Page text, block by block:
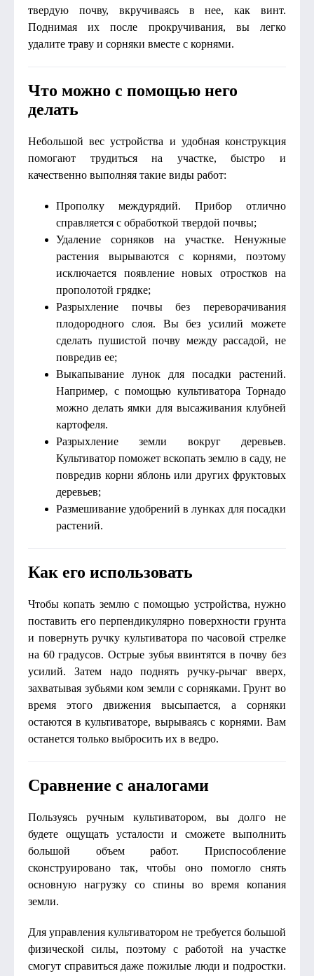
твердую почву, вкручиваясь в нее, как винт.
Поднимая их после прокручивания, вы легко
удалите траву и сорняки вместе с корнями.
Что можно с помощью него
делать
Небольшой вес устройства и удобная конструкция
помогают трудиться на участке, быстро и
качественно выполняя такие виды работ:
Прополку междурядий. Прибор отлично
справляется с обработкой твердой почвы;
Удаление сорняков на участке. Ненужные
растения вырываются с корнями, поэтому
исключается появление новых отростков на
прополотой грядке;
Разрыхление почвы без переворачивания
плодородного слоя. Вы без усилий можете
сделать пушистой почву между рассадой, не
повредив ее;
Выкапывание лунок для посадки растений.
Например, с помощью культиватора Торнадо
можно делать ямки для высаживания клубней
картофеля.
Разрыхление земли вокруг деревьев.
Культиватор поможет вскопать землю в саду, не
повредив корни яблонь или других фруктовых
деревьев;
Размешивание удобрений в лунках для посадки
растений.
Как его использовать
Чтобы копать землю с помощью устройства, нужно
поставить его перпендикулярно поверхности грунта
и повернуть ручку культиватора по часовой стрелке
на 60 градусов. Острые зубья ввинтятся в почву без
усилий. Затем надо поднять ручку-рычаг вверх,
захватывая зубьями ком земли с сорняками. Грунт во
время этого движения высыпается, а сорняки
остаются в культиваторе, вырываясь с корнями. Вам
останется только выбросить их в ведро.
Сравнение с аналогами
Пользуясь ручным культиватором, вы долго не
будете ощущать усталости и сможете выполнить
большой объем работ. Приспособление
сконструировано так, чтобы оно помогло снять
основную нагрузку со спины во время копания
земли.
Для управления культиватором не требуется большой
физической силы, поэтому с работой на участке
смогут справиться даже пожилые люди и подростки.